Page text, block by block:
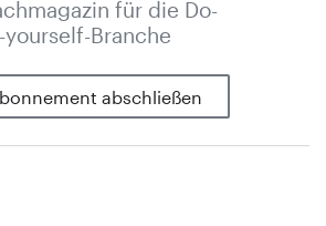
für die Do-
yourself-Branche
abschließen